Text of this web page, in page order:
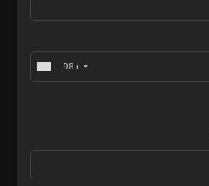
+98